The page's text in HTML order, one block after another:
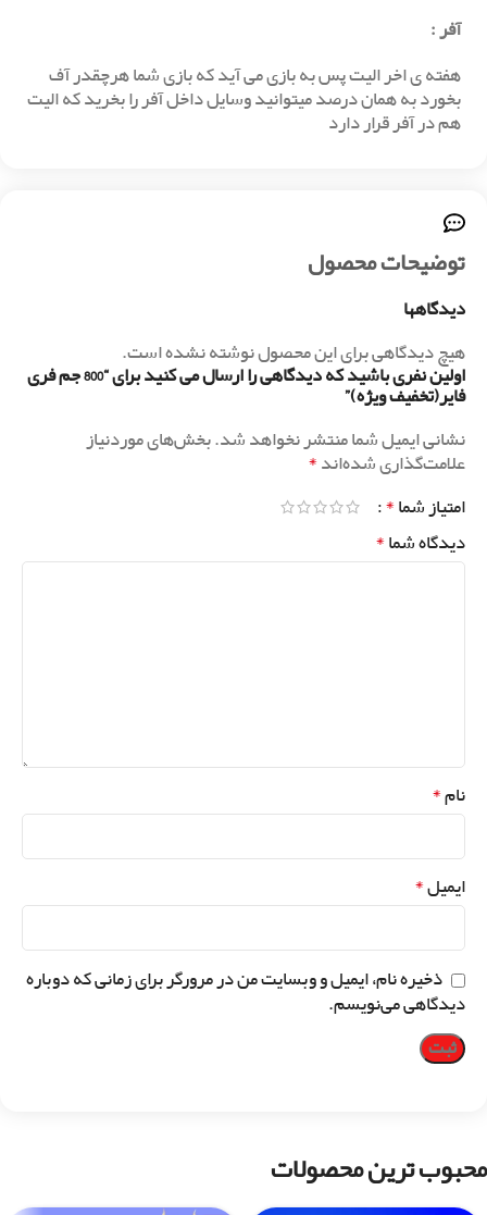
آفر:
هفته ی اخر الیت پس به بازی می آید که بازی شما هرچقدر آف
بخورد به همان درصد میتوانید وسایل داخل آفر را بخرید که الیت
هم در آفر قرار دارد
توضیحات محصول
دیدگاهها
هیچ دیدگاهی برای این محصول نوشته نشده است.
اولین نفری باشید که دیدگاهی را ارسال می کنید برای “800 جم فری
فایر(تخفیف ویژه)”
نشانی ایمیل شما منتشر نخواهد شد.بخش‌های موردنیاز
علامت‌گذاری شده‌اند*
امتیاز شما*
دیدگاه شما*
نام*
ایمیل*
ذخیره نام، ایمیل و وبسایت من در مرورگر برای زمانی که دوباره
دیدگاهی می‌نویسم.
محبوب ترین محصولات